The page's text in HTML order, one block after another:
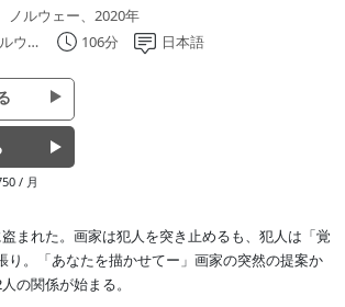
ノルウェー、2020年
ー語
106分 日本語
/ 月
まれた。画家は犯⼈を突き⽌めるも、犯人は「覚
り。「あなたを描かせてー」画家の突然の提案か
の関係が始まる。